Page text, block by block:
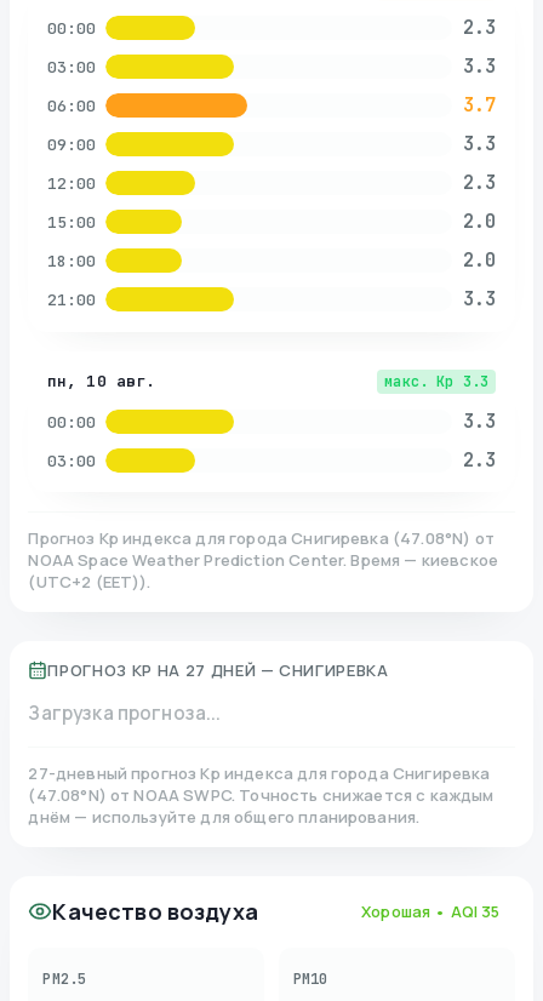
00:00 2.3
03:00 3.3
06:00 3.7
09:00 3.3
12:00 2.3
15:00 2.0
18:00 2.0
21:00 3.3
пн, 10 авг. макс. Kp 3.3
00:00 3.3
03:00 2.3
Прогноз Kp индекса для города Снигиревка (47.08°N) от
NOAA Space Weather Prediction Center. Время — киевское
(UTC+2 (EET)).
ПРОГНОЗ KP НА 27 ДНЕЙ — СНИГИРЕВКА
Загрузка прогноза...
27-дневный прогноз Kp индекса для города Снигиревка
(47.08°N)от NOAA SWPC. Точность снижается с каждым
днём — используйте для общего планирования.
Качество воздуха Хорошая • AQI 35
PM2.5 PM10